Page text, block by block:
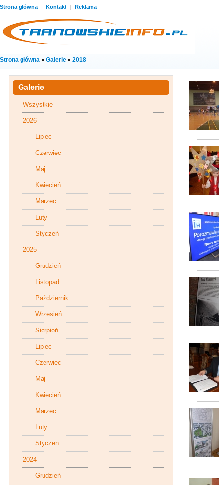
Strona główna | Kontakt | Reklama
Strona główna » Galerie » 2018
Galerie
Wszystkie
2026
Lipiec
Czerwiec
Maj
Kwiecień
Marzec
Luty
Styczeń
2025
Grudzień
Listopad
Październik
Wrzesień
Sierpień
Lipiec
Czerwiec
Maj
Kwiecień
Marzec
Luty
Styczeń
2024
Grudzień